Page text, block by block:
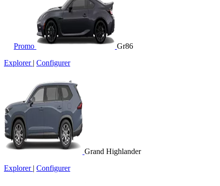
Promo
Gr86
Explorer | Configurer
Grand Highlander
Explorer | Configurer